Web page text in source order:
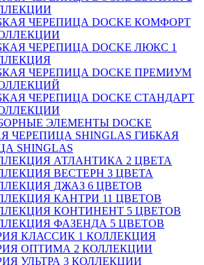
ЧЕРЕПИЦА DOCKE КОМФОРТ
ЧЕРЕПИЦА DOCKE ЛЮКС 1
ЧЕРЕПИЦА DOCKE ПРЕМИУМ
ЧЕРЕПИЦА DOCKE СТАНДАРТ
ЭЛЕМЕНТЫ DOCKE
ГИБКАЯ
SHINGLAS
АТЛАНТИКА 2 ЦВЕТА
ВЕСТЕРН 3 ЦВЕТА
ДЖАЗ 6 ЦВЕТОВ
КАНТРИ 11 ЦВЕТОВ
КОНТИНЕНТ 5 ЦВЕТОВ
ФАЗЕНДА 5 ЦВЕТОВ
КЛАССИК 1 КОЛЛЕКЦИЯ
ОПТИМА 2 КОЛЛЕКЦИИ
УЛЬТРА 3 КОЛЛЕКЦИИ